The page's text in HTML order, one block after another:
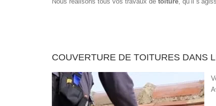
COUVERTURE DE TOITURES DANS